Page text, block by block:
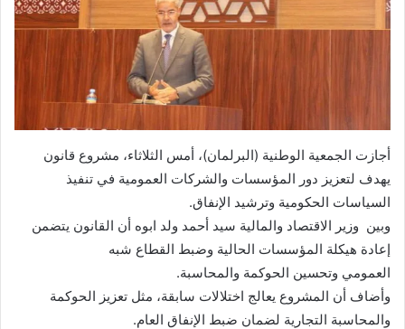
أجازت الجمعية الوطنية (البرلمان)، أمس الثلاثاء، مشروع قانون
يهدف لتعزيز دور المؤسسات والشركات العمومية في تنفيذ
السياسات الحكومية وترشيد الإنفاق.
وبين وزير الاقتصاد والمالية سيد أحمد ولد ابوه أن القانون يتضمن
إعادة هيكلة المؤسسات الحالية وضبط القطاع شبه
العمومي وتحسين الحوكمة والمحاسبة.
وأضاف أن المشروع يعالج اختلالات سابقة، مثل تعزيز الحوكمة
والمحاسبة التجارية لضمان ضبط الإنفاق العام.